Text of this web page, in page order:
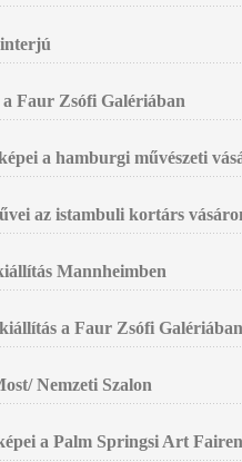
Faur Zsófi Galériában
a hamburgi művészeti
az istambuli kortárs
Mannheimben
a Faur Zsófi Galériában
Nemzeti Szalon
a Palm Springsi Art Fairen